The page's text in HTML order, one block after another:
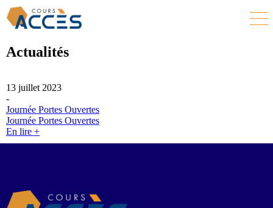
Actualités
13 juillet 2023
-
Journée Portes Ouvertes
Journée Portes Ouvertes
En lire +